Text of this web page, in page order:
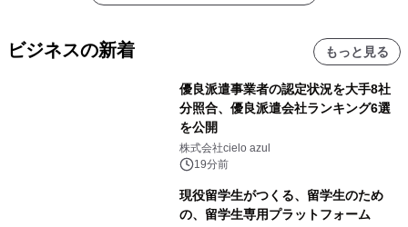
ビジネスの新着 もっと見る
優良派遣事業者の認定状況を大手8社
分照合、優良派遣会社ランキング6選
を公開
株式会社cielo azul
19分前
現役留学生がつくる、留学生のため
の、留学生専用プラットフォーム